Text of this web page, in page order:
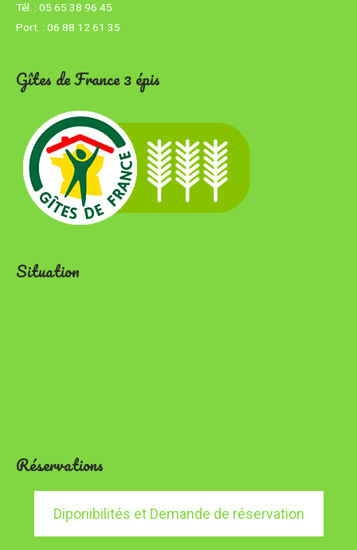
Tél. : 05 65 38 96 45
Port. : 06 88 12 61 35
Gîtes de France 3 épis
Situation
Réservations
Diponibilités et Demande de réservation